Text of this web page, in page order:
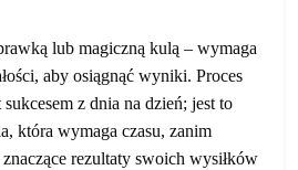
lub magiczną kulą – wymaga
aby osiągnąć wyniki. Proces
z dnia na dzień; jest to
która wymaga czasu, zanim
rezultaty swoich wysiłków